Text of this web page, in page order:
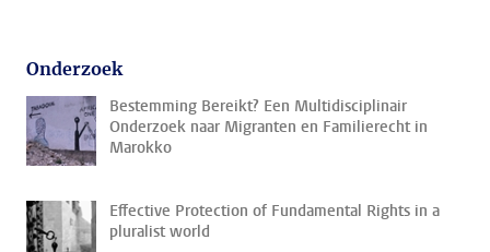
Onderzoek
Bestemming Bereikt? Een Multidisciplinair
Onderzoek naar Migranten en Familierecht in
Marokko
Effective Protection of Fundamental Rights in a
pluralist world